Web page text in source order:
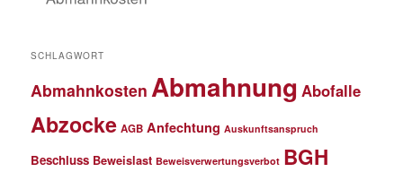
SCHLAGWORT
Abmahnkosten Abmahnung Abofalle
Abzocke AGB Anfechtung Auskunftsanspruch
Beschluss Beweislast Beweisverwertungsverbot BGH